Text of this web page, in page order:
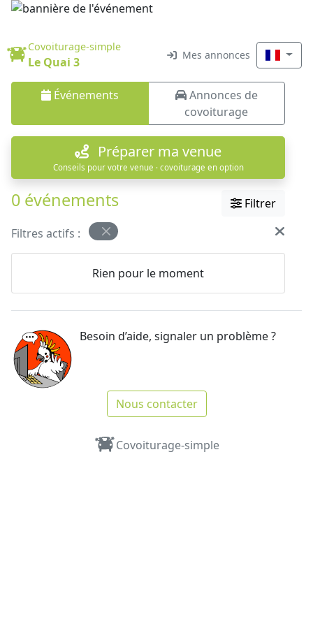
Covoiturage-simple
Le Quai 3 Mes annonces
Événements
Annonces de
covoiturage
Préparer ma venue
Conseils pour votre venue · covoiturage en option
0 événements
Filtrer
Filtres actifs :
Rien pour le moment
Besoin d’aide, signaler un problème ?
Nous contacter
Covoiturage-simple